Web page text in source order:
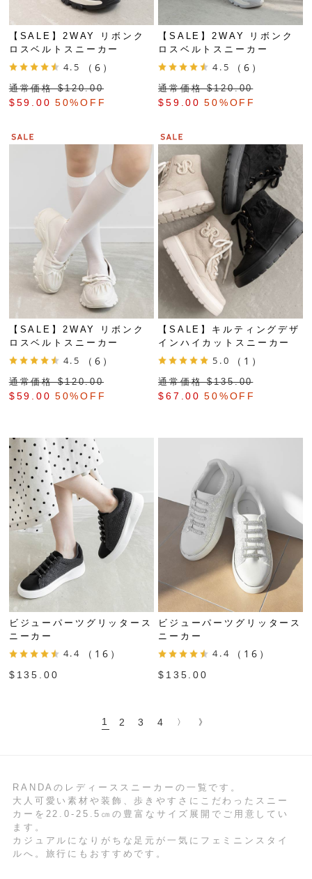
【SALE】2WAY リボンク
ロスベルトスニーカー
4.5 （6）
通常価格 $‌120.00
$‌59.00 50%OFF
【SALE】2WAY リボンク
ロスベルトスニーカー
4.5 （6）
通常価格 $‌120.00
$‌59.00 50%OFF
【SALE】2WAY リボンク
ロスベルトスニーカー
4.5 （6）
通常価格 $‌120.00
$‌59.00 50%OFF
【SALE】キルティングデザ
インハイカットスニーカー
5.0 （1）
通常価格 $‌135.00
$‌67.00 50%OFF
ビジューパーツグリッタース
ニーカー
4.4 （16）
$‌135.00
ビジューパーツグリッタース
ニーカー
4.4 （16）
$‌135.00
1 2 3 4 〉 》
RANDAのレディーススニーカーの一覧です。
大人可愛い素材や装飾、歩きやすさにこだわったスニー
カーを22.0‐25.5㎝の豊富なサイズ展開でご用意してい
ます。
カジュアルになりがちな足元が一気にフェミニンスタイ
ルへ。旅行にもおすすめです。